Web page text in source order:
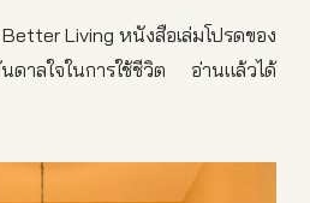
Living หนังสือเล่มโปรดของ
นดาลใจในการใช้ชีวิต อ่านแล้วได้